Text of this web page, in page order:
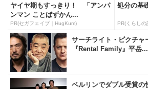
ヤイヤ期もすっきり！ 「アンパ
ンマン ことばずかん...
PR(セガフェイブ｜HugKum)
処分の基
PR(くらしの
サーチライト・ピクチャ
『Rental Family』平岳...
ベルリンでダブル受賞の